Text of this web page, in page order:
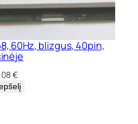
60Hz, blizgus, 40pin,
€